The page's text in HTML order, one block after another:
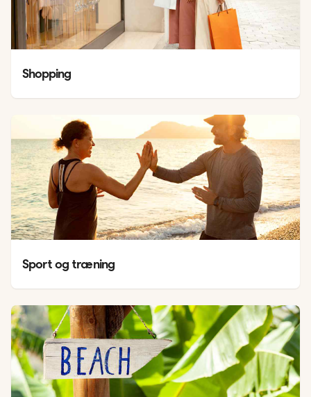
Shopping
Sport og træning